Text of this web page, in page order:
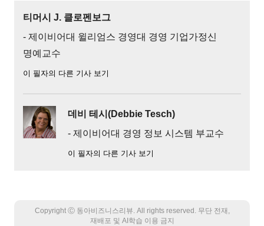
티머시 J. 클로펜보그
- 제이비어대 윌리엄스 경영대 경영 기업가정신
명예교수
이 필자의 다른 기사 보기
데비 테시(Debbie Tesch)
- 제이비어대 경영 정보 시스템 부교수
이 필자의 다른 기사 보기
Copyright Ⓒ 동아비즈니스리뷰. All rights reserved. 무단 전재,
재배포 및 AI학습 이용 금지